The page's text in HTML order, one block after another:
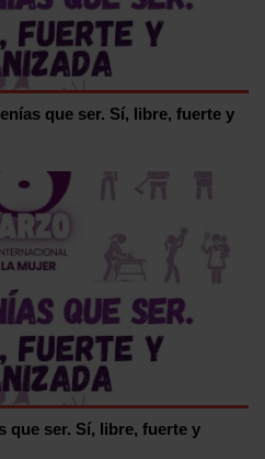
que ser. Sí, libre, fuerte y
que ser. Sí, libre, fuerte y